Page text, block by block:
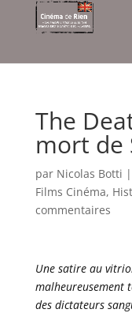
The
mort de
par Nicolas Botti |
Films Cinéma,
commentaires
Une satire au
malheureusement
des dictateurs